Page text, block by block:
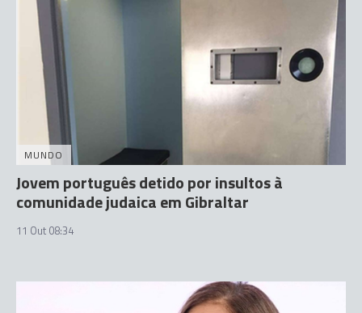
MUNDO
Jovem português detido por insultos à
comunidade judaica em Gibraltar
11 Out 08:34